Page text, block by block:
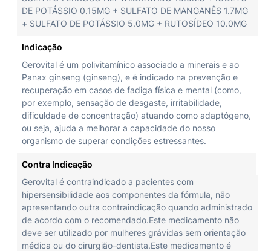
DE POTÁSSIO 0.15MG + SULFATO DE MANGANÊS 1.7MG
+ SULFATO DE POTÁSSIO 5.0MG + RUTOSÍDEO 10.0MG
Indicação
Gerovital é um polivitamínico associado a minerais e ao
Panax ginseng (ginseng), e é indicado na prevenção e
recuperação em casos de fadiga física e mental (como,
por exemplo, sensação de desgaste, irritabilidade,
dificuldade de concentração) atuando como adaptógeno,
ou seja, ajuda a melhorar a capacidade do nosso
organismo de superar condições estressantes.
Contra Indicação
Gerovital é contraindicado a pacientes com
hipersensibilidade aos componentes da fórmula, não
apresentando outra contraindicação quando administrado
de acordo com o recomendado.Este medicamento não
deve ser utilizado por mulheres grávidas sem orientação
médica ou do cirurgião-dentista.Este medicamento é